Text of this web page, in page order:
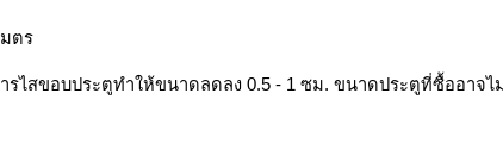
ตร
รไสขอบประตูทำให้ขนาดลดลง 0.5 - 1 ซม. ขนาดประตูที่ซื้ออาจ